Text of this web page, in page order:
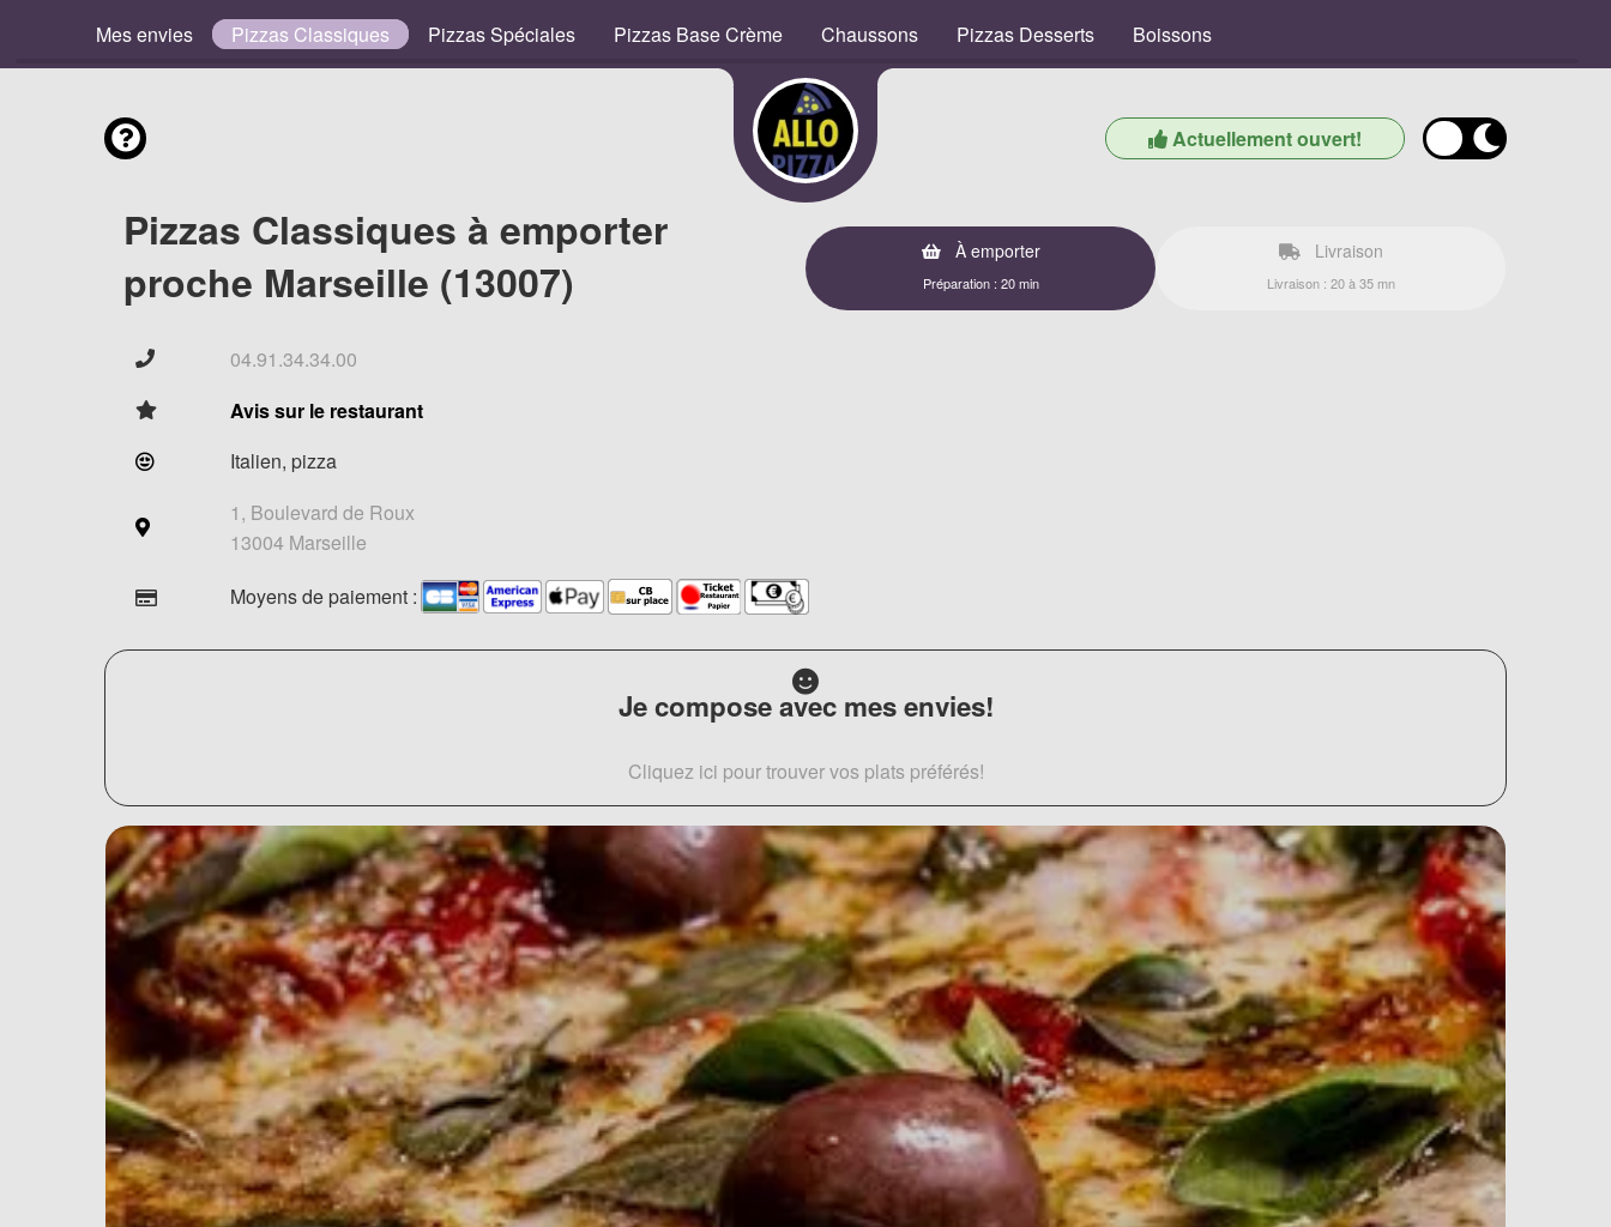
Mes envies Pizzas Classiques Pizzas Spéciales Pizzas Base Crème Chaussons Pizzas Desserts Boissons
Actuellement ouvert!
Pizzas Classiques à emporter
proche Marseille (13007)
À emporter
Préparation : 20 min
Livraison
Livraison : 20 à 35 mn
04.91.34.34.00
Avis sur le restaurant
Italien, pizza
1, Boulevard de Roux
13004 Marseille
Moyens de paiement :
Je compose avec mes envies!
Cliquez ici pour trouver vos plats préférés!